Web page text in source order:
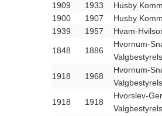
1909
1933
Husby
1900
1907
Husby
1939
1957 Hvam-
1848 1886
Hvornum-
1918 1968
Hvornum-
1918 1918
Hvorslev-